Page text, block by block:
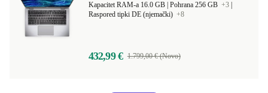
Pohrana 256 GB +3
Raspored tipki DE (njemački) +8
432,99 € 1.799,00 € (Novo)